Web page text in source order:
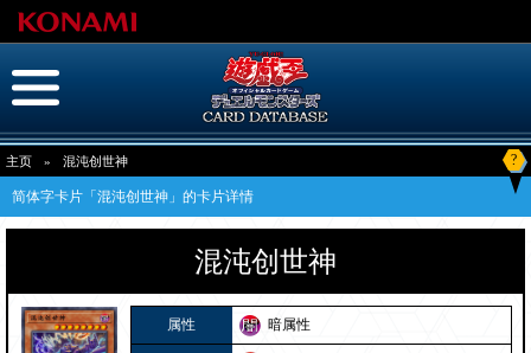
主页 » 混沌创世神 ?
简体字卡片「混沌创世神」的卡片详情
混沌创世神
属性 暗属性